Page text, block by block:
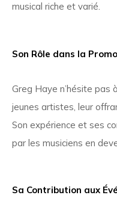
musical riche et varié.
Son Rôle dans la
Greg Haye n’hésite pas
jeunes artistes, leur
Son expérience et ses
par les musiciens en
Sa Contribution aux